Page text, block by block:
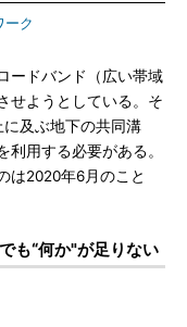
ーク
ードバンド（広い帯域
せようとしている。そ
及ぶ地下の共同溝
利用する必要がある。
は2020年6月のこと
も“何か"が足りない